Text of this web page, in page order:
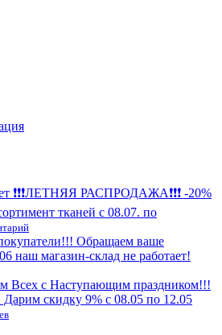
❗️❗️❗️ЛЕТНЯЯ РАСПРОДАЖА❗️❗️❗️ -20%
тканей с 08.07. по
Обращаем ваше
наш магазин-склад не работает!
Всех с Наступающим праздником!!!
скидку 9% с 08.05 по 12.05